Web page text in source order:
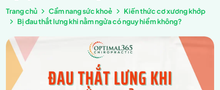
Trang chủ Cẩm nang sức khoẻ
Kiến thức cơ xương khớp
Bị đau thắt lưng khi nằm ngửa có nguy hiểm không?